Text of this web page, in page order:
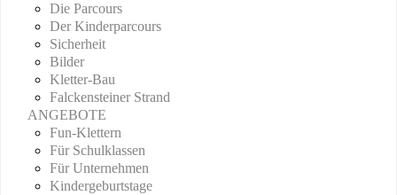
Die Parcours
Der Kinderparcours
Sicherheit
Bilder
Kletter-Bau
Falckensteiner Strand
ANGEBOTE
Fun-Klettern
Für Schulklassen
Für Unternehmen
Kindergeburtstage